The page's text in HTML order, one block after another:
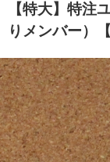
【特大】特注
りメンバー）